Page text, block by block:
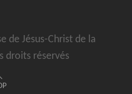
de Jésus-Christ de la
droits réservés